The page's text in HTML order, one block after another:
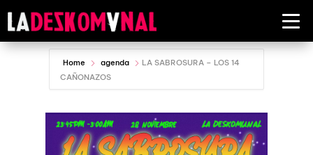
Home agenda
LA SABROSURA – LOS 14
CAÑONAZOS